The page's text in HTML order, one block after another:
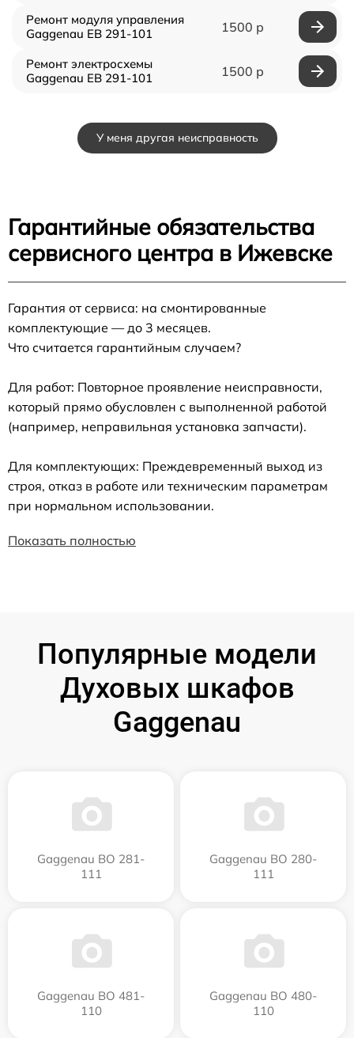
Ремонт модуля управления
Gaggenau EB 291-101
1500 р
Ремонт электросхемы
Gaggenau EB 291-101
1500 р
У меня другая неисправность
Гарантийные обязательства
сервисного центра в Ижевске
Гарантия от сервиса: на смонтированные
комплектующие — до 3 месяцев.
Что считается гарантийным случаем?
Для работ: Повторное проявление неисправности,
который прямо обусловлен с выполненной работой
(например, неправильная установка запчасти).
Для комплектующих: Преждевременный выход из
строя, отказ в работе или техническим параметрам
при нормальном использовании.
Показать полностью
Популярные модели
Духовых шкафов
Gaggenau
Gaggenau BO 281-
111
Gaggenau BO 280-
111
Gaggenau BO 481-
110
Gaggenau BO 480-
110